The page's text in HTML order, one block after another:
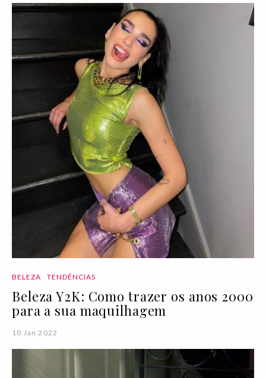
BELEZA TENDÊNCIAS
Beleza Y2K: Como trazer os anos 2000
para a sua maquilhagem
10 Jan 2022